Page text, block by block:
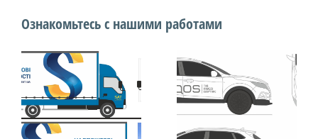
Ознакомьтесь с нашими работами